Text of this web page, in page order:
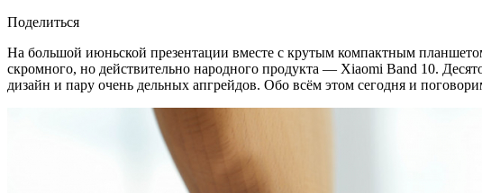
Поделиться
На большой июньской презентации вместе с крутым компактным
скромного, но действительно народного продукта — Xiaomi Band 10.
дизайн и пару очень дельных апгрейдов. Обо всём этом сегодня и